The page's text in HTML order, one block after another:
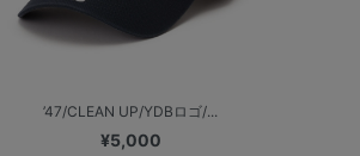
’47/CLEAN UP/YDBロゴ/...
¥5,000